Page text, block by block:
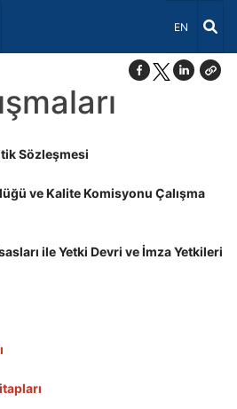
Dil Seçiniz
EN
Sözleşmesi
ve Kalite Komisyonu Çalışma
ile Yetki Devri ve İmza Yetkileri